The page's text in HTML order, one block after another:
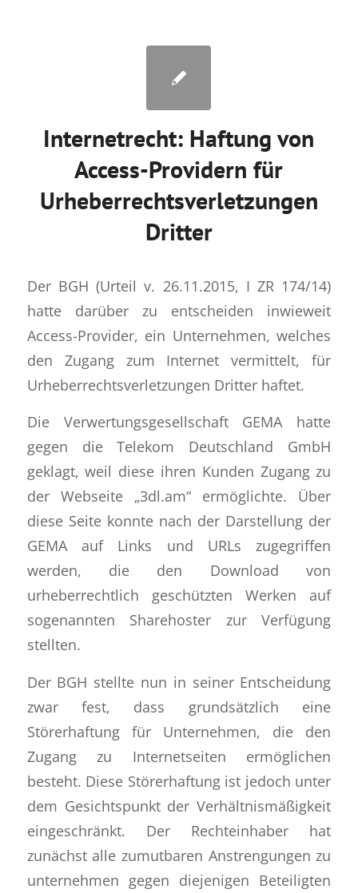
Internetrecht: Haftung von
Access-Providern für
Urheberrechtsverletzungen
Dritter
Der BGH (Urteil v. 26.11.2015, I ZR 174/14)
hatte darüber zu entscheiden inwieweit
Access-Provider, ein Unternehmen, welches
den Zugang zum Internet vermittelt, für
Urheberrechtsverletzungen Dritter haftet.
Die Verwertungsgesellschaft GEMA hatte
gegen die Telekom Deutschland GmbH
geklagt, weil diese ihren Kunden Zugang zu
der Webseite „3dl.am“ ermöglichte. Über
diese Seite konnte nach der Darstellung der
GEMA auf Links und URLs zugegriffen
werden, die den Download von
urheberrechtlich geschützten Werken auf
sogenannten Sharehoster zur Verfügung
stellten.
Der BGH stellte nun in seiner Entscheidung
zwar fest, dass grundsätzlich eine
Störerhaftung für Unternehmen, die den
Zugang zu Internetseiten ermöglichen
besteht. Diese Störerhaftung ist jedoch unter
dem Gesichtspunkt der Verhältnismäßigkeit
eingeschränkt. Der Rechteinhaber hat
zunächst alle zumutbaren Anstrengungen zu
unternehmen gegen diejenigen Beteiligten